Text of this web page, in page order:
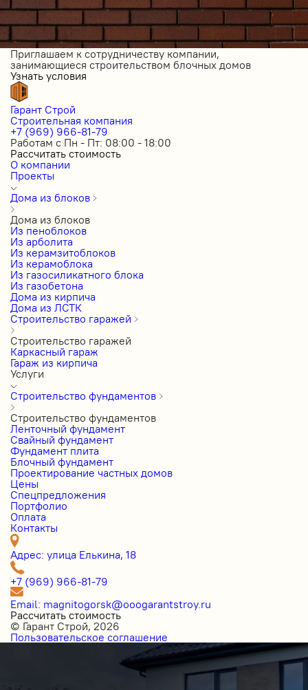
Приглашаем к сотрудничеству компании,
занимающиеся строительством блочных домов
Узнать условия
Гарант Строй
Строительная компания
+7 (969) 966-81-79
Работам с Пн - Пт: 08:00 - 18:00
Рассчитать стоимость
О компании
Проекты
Дома из блоков
Дома из блоков
Из пеноблоков
Из арболита
Из керамзитоблоков
Из керамоблока
Из газосиликатного блока
Из газобетона
Дома из кирпича
Дома из ЛСТК
Строительство гаражей
Строительство гаражей
Каркасный гараж
Гараж из кирпича
Услуги
Строительство фундаментов
Строительство фундаментов
Ленточный фундамент
Свайный фундамент
Фундамент плита
Блочный фундамент
Проектирование частных домов
Цены
Cпецпредложения
Портфолио
Оплата
Контакты
Адрес: улица Елькина, 18
+7 (969) 966-81-79
Email: magnitogorsk@ooogarantstroy.ru
Рассчитать стоимость
© Гарант Строй, 2026
Пользовательское соглашение